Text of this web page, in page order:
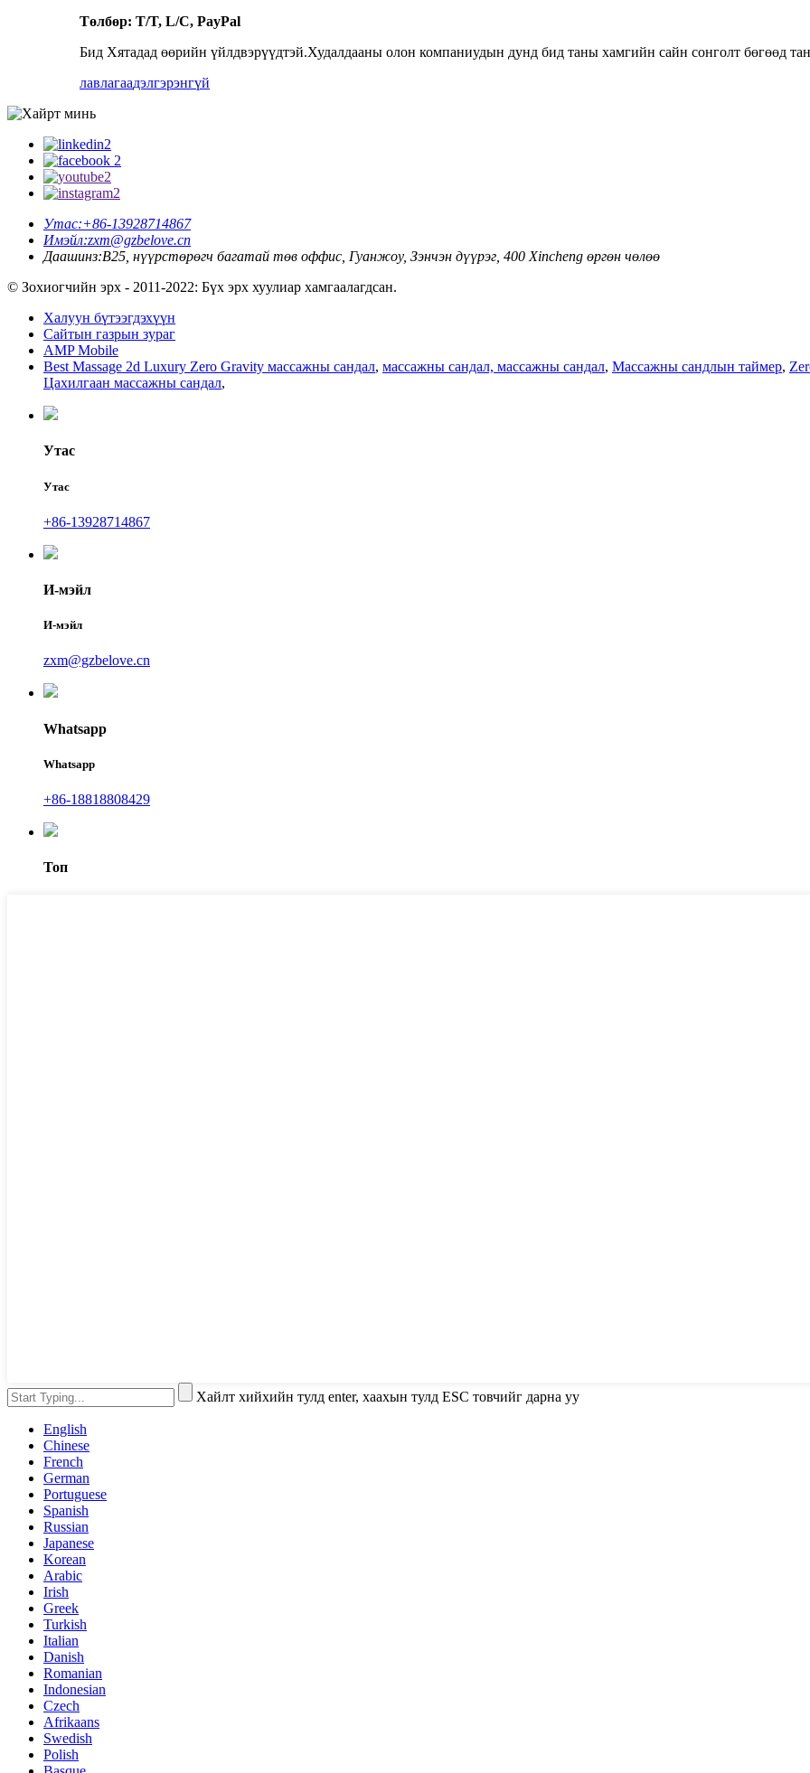
Төлбөр: T/T, L/C, PayPal
Бид Хятадад өөрийн үйлдвэрүүдтэй.Худалдааны олон компаниудын дунд бид таны хамгийн сайн сонголт бөгөөд
лавлагаадэлгэрэнгүй
Утас:+86-13928714867
Имэйл:zxm@gzbelove.cn
Даашинз:В25, нүүрстөрөгч багатай төв оффис, Гуанжоу, Зэнчэн дүүрэг, 400 Xincheng өргөн чөлөө
© Зохиогчийн эрх - 2011-2022: Бүх эрх хуулиар хамгаалагдсан.
Халуун бүтээгдэхүүн
Сайтын газрын зураг
AMP Mobile
Best Massage 2d Luxury Zero Gravity массажны сандал, массажны сандал, массажны сандал, Массажны сандлын таймер,
Цахилгаан массажны сандал,
Утас
Утас
+86-13928714867
И-мэйл
И-мэйл
zxm@gzbelove.cn
Whatsapp
Whatsapp
+86-18818808429
Топ
Хайлт хийхийн тулд enter, хаахын тулд ESC товчийг дарна уу
English
Chinese
French
German
Portuguese
Spanish
Russian
Japanese
Korean
Arabic
Irish
Greek
Turkish
Italian
Danish
Romanian
Indonesian
Czech
Afrikaans
Swedish
Polish